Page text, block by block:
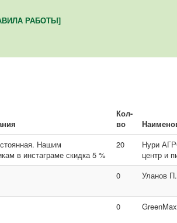
РАБОТЫ]
Кол-
во
Нашим
в инстаграме скидка 5 %
20
Нури
центр и
0 Уланов
0